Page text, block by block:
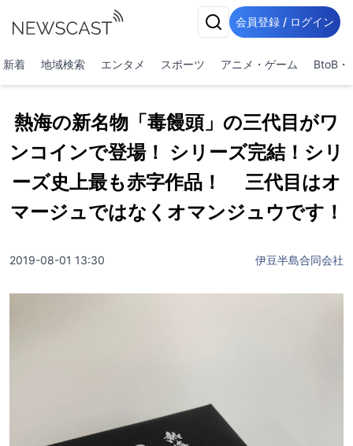
会員登録 / ログイン
新着 地域検索 エンタメ スポーツ アニメ・ゲーム BtoB・
熱海の新名物「毒饅頭」の三代目がワ
ンコインで登場！ シリーズ完結！シリ
ーズ史上最も赤字作品！ 三代目はオ
マージュではなくオマンジュウです！
2019-08-01 13:30 伊豆半島合同会社